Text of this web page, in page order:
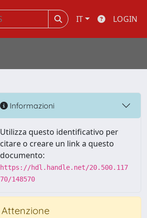
IT LOGIN
Informazioni
Utilizza questo identificativo per
citare o creare un link a questo
documento:
https://hdl.handle.net/20.500.117
70/148570
Attenzione